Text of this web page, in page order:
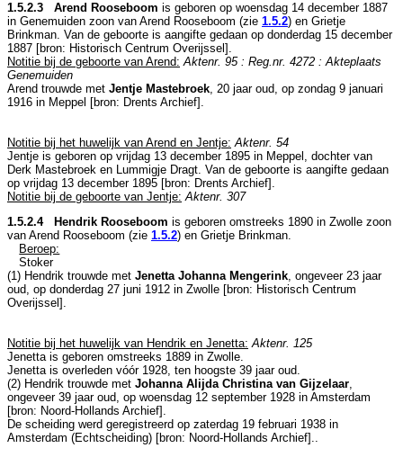
1.5.2.3 Arend Rooseboom is geboren op woensdag 14 december 1887
in Genemuiden zoon van Arend Rooseboom (zie 1.5.2) en Grietje
Brinkman. Van de geboorte is aangifte gedaan op donderdag 15 december
1887 [bron: Historisch Centrum Overijssel ].
Notitie bij de geboorte van Arend: Aktenr. 95 : Reg.nr. 4272 : Akteplaats
Genemuiden
Arend trouwde met Jentje Mastebroek, 20 jaar oud, op zondag 9 januari
1916 in Meppel [bron: Drents Archief].
Notitie bij het huwelijk van Arend en Jentje: Aktenr. 54
Jentje is geboren op vrijdag 13 december 1895 in Meppel , dochter van
Derk Mastebroek en Lummigje Dragt. Van de geboorte is aangifte gedaan
op vrijdag 13 december 1895 [bron: Drents Archief].
Notitie bij de geboorte van Jentje: Aktenr. 307
1.5.2.4 Hendrik Rooseboom is geboren omstreeks 1890 in Zwolle zoon
van Arend Rooseboom (zie 1.5.2) en Grietje Brinkman.
Beroep:
Stoker
(1) Hendrik trouwde met Jenetta Johanna Mengerink, ongeveer 23 jaar
oud, op donderdag 27 juni 1912 in Zwolle [bron: Historisch Centrum
Overijssel ].
Notitie bij het huwelijk van Hendrik en Jenetta: Aktenr. 125
Jenetta is geboren omstreeks 1889 in Zwolle.
Jenetta is overleden vóór 1928, ten hoogste 39 jaar oud.
(2) Hendrik trouwde met Johanna Alijda Christina van Gijzelaar,
ongeveer 39 jaar oud, op woensdag 12 september 1928 in Amsterdam
[bron: Noord-Hollands Archief].
De scheiding werd geregistreerd op zaterdag 19 februari 1938 in
Amsterdam (Echtscheiding) [bron: Noord-Hollands Archief]..